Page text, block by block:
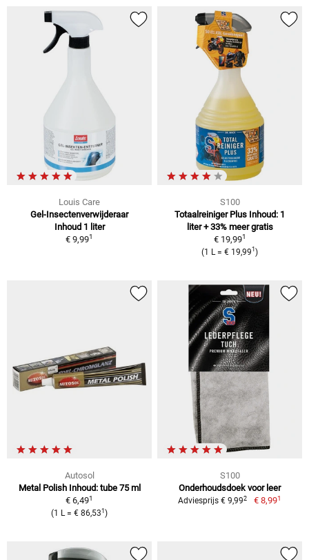
Louis Care
Gel-Insectenverwijderaar
Inhoud 1 liter
€ 9,991
S100
Totaalreiniger Plus Inhoud: 1
liter + 33% meer gratis
€ 19,991
(1 L = € 19,991 )
Autosol
Metal Polish Inhoud: tube 75 ml
€ 6,491
(1 L = € 86,531 )
S100
Onderhoudsdoek voor leer
Adviesprijs € 9,992 € 8,991